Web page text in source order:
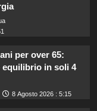
per over 65:
equilibrio in soli 4
8 Agosto 2026 : 5:15